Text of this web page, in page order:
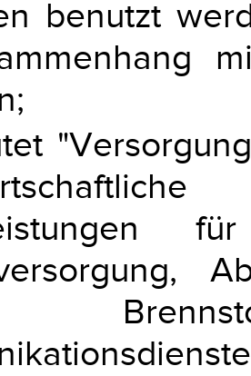
benutzt